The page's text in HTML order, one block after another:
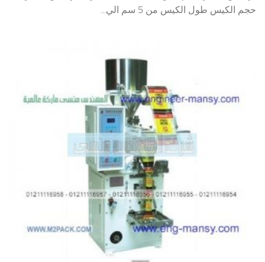
حجم الكيس طول الكيس من 5 سم الي...